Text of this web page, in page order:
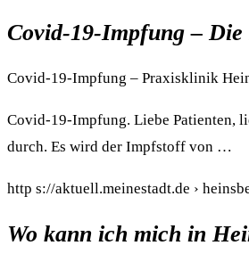
Covid-19-Impfung –
Covid-19-Impfung – Praxisklinik
Covid-19-Impfung. Liebe Patienten,
durch. Es wird der Impfstoff von …
http s://aktuell.meinestadt.de ›
Wo kann ich mich in